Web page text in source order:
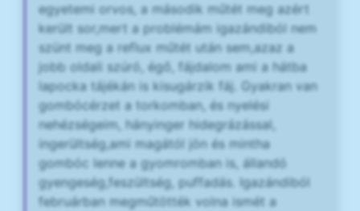
egyetemi orvos, a második műtét meg azért
került sor,mert a problémám igazándiból nem
szünt meg a reflux műtét után sem,azaz a
jobb oldali szúró, égő, fájdalom ami a hátba
lapocka tájékán is kisugárzik fáj. Gyakran van
gombócérzet a torkomban, és nyelési
nehézségeim, hányinger hidegrázással,
ingerültség,ami magától jön és mintha
gombóc lenne a gyomromban is, állandó
gyengeség,feszültség, puffadás. Igazándiból
februárban megműtötték volna ismét a